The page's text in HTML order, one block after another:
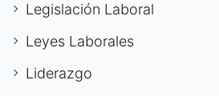
Legislación Laboral
Leyes Laborales
Liderazgo